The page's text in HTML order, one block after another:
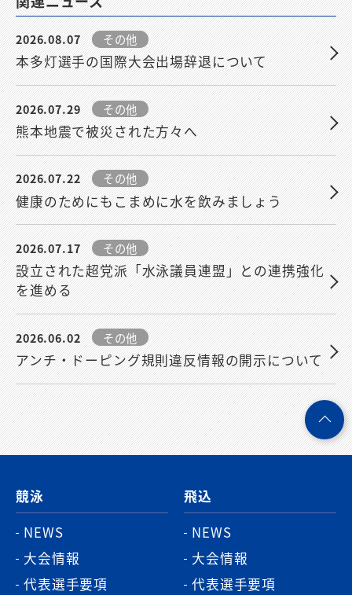
2026.08.07 その他
本多灯選手の国際大会出場辞退について
2026.07.29 その他
熊本地震で被災された方々へ
2026.07.22 その他
健康のためにもこまめに水を飲みましょう
2026.07.17 その他
設立された超党派「水泳議員連盟」との連携強化
を進める
2026.06.02 その他
アンチ・ドーピング規則違反情報の開示について
競泳
NEWS
大会情報
代表選手要項
飛込
NEWS
大会情報
代表選手要項